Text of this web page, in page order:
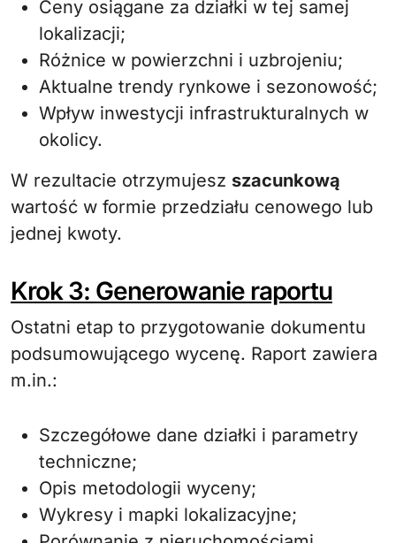
Ceny osiągane za działki w tej samej
lokalizacji;
Różnice w powierzchni i uzbrojeniu;
Aktualne trendy rynkowe i sezonowość;
Wpływ inwestycji infrastrukturalnych w
okolicy.
W rezultacie otrzymujesz szacunkową
wartość w formie przedziału cenowego lub
jednej kwoty.
Krok 3: Generowanie raportu
Ostatni etap to przygotowanie dokumentu
podsumowującego wycenę. Raport zawiera
m.in.:
Szczegółowe dane działki i parametry
techniczne;
Opis metodologii wyceny;
Wykresy i mapki lokalizacyjne;